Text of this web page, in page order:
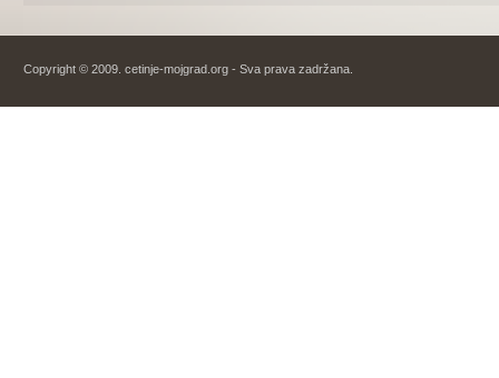
Copyright © 2009. cetinje-mojgrad.org - Sva prava zadržana.